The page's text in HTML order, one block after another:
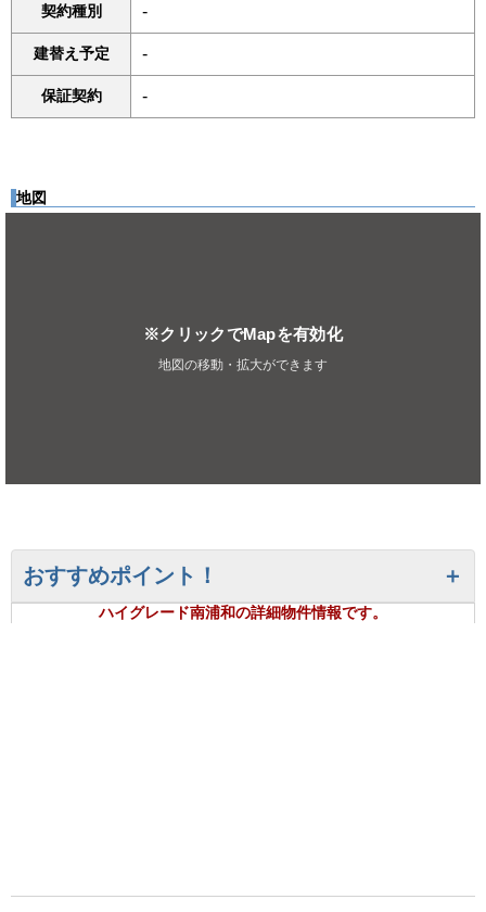
契約種別 -
建替え予定 -
保証契約 -
地図
※クリックでMapを有効化
地図の移動・拡大ができます
おすすめポイント！
ハイグレード南浦和の詳細物件情報です。